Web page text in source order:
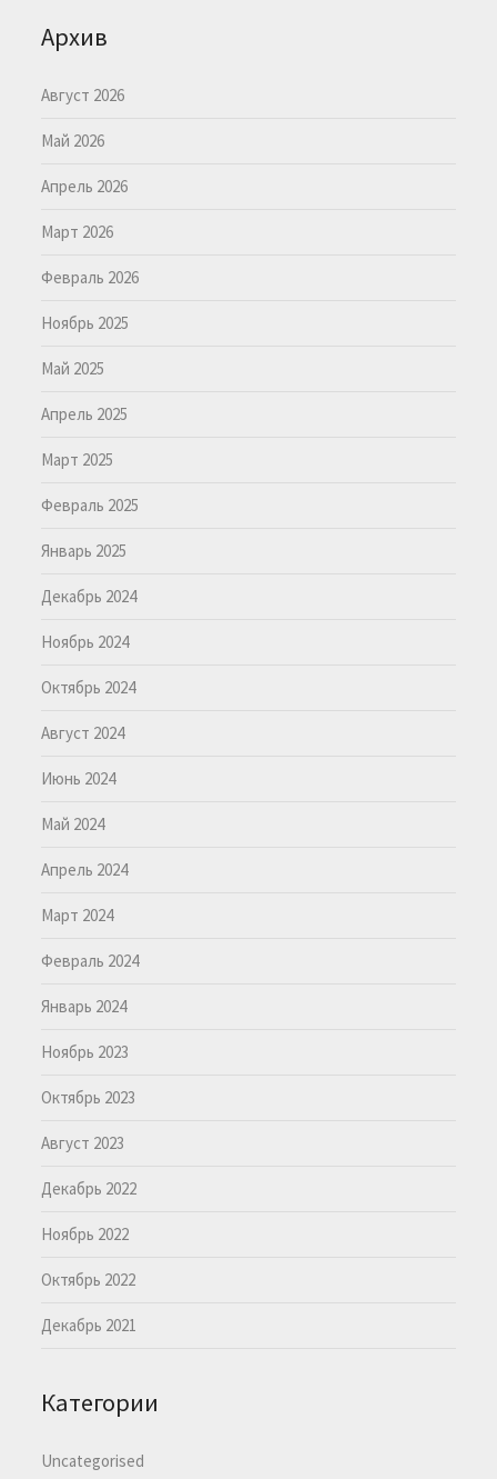
Архив
Август 2026
Май 2026
Апрель 2026
Март 2026
Февраль 2026
Ноябрь 2025
Май 2025
Апрель 2025
Март 2025
Февраль 2025
Январь 2025
Декабрь 2024
Ноябрь 2024
Октябрь 2024
Август 2024
Июнь 2024
Май 2024
Апрель 2024
Март 2024
Февраль 2024
Январь 2024
Ноябрь 2023
Октябрь 2023
Август 2023
Декабрь 2022
Ноябрь 2022
Октябрь 2022
Декабрь 2021
Категории
Uncategorised